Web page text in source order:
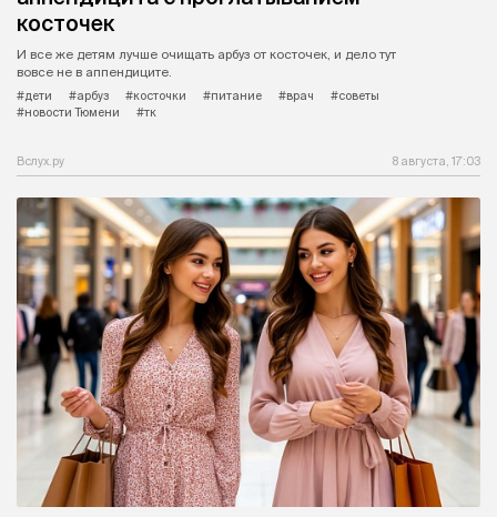
косточек
И все же детям лучше очищать арбуз от косточек, и дело тут
вовсе не в аппендиците.
#дети
#арбуз #косточки #питание #врач
#советы
#новости Тюмени
#тк
Вслух.ру 8 августа, 17:03